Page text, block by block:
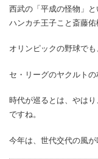
西武の「平成の怪物」と
ハンカチ王子こと斎藤佑
オリンピックの野球でも
セ・リーグのヤクルト
時代が巡るとは、やは
ですね。
今年は、世代交代の風が